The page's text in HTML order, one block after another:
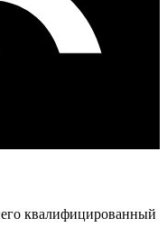
квалифицированный